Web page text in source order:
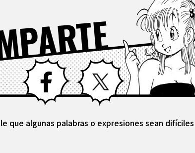
Facebook X
algunas palabras o expresiones sean